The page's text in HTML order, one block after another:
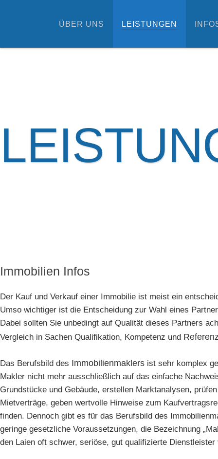
ÜBER UNS LEISTUNGEN
Immobilien Infos
Der Kauf und Verkauf einer Immobilie ist meist ein
Umso wichtiger ist die Entscheidung zur Wahl eines
Dabei sollten Sie unbedingt auf Qualität dieses Partners
Vergleich in Sachen Qualifikation, Kompetenz und
Das Berufsbild des Immobilienmaklers ist sehr komplex
Makler nicht mehr ausschließlich auf das einfache
Grundstücke und Gebäude, erstellen Marktanalysen,
Mietverträge, geben wertvolle Hinweise zum
finden. Dennoch gibt es für das Berufsbild des
geringe gesetzliche Voraussetzungen, die Bezeichnung
den Laien oft schwer, seriöse, gut qualifizierte